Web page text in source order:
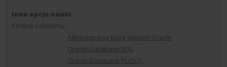
Inne opcje nauki
Krótkie szkolenia :
Administracja bazą danych Oracle
Oracle Database SQL
Oracle Database PL/SQL